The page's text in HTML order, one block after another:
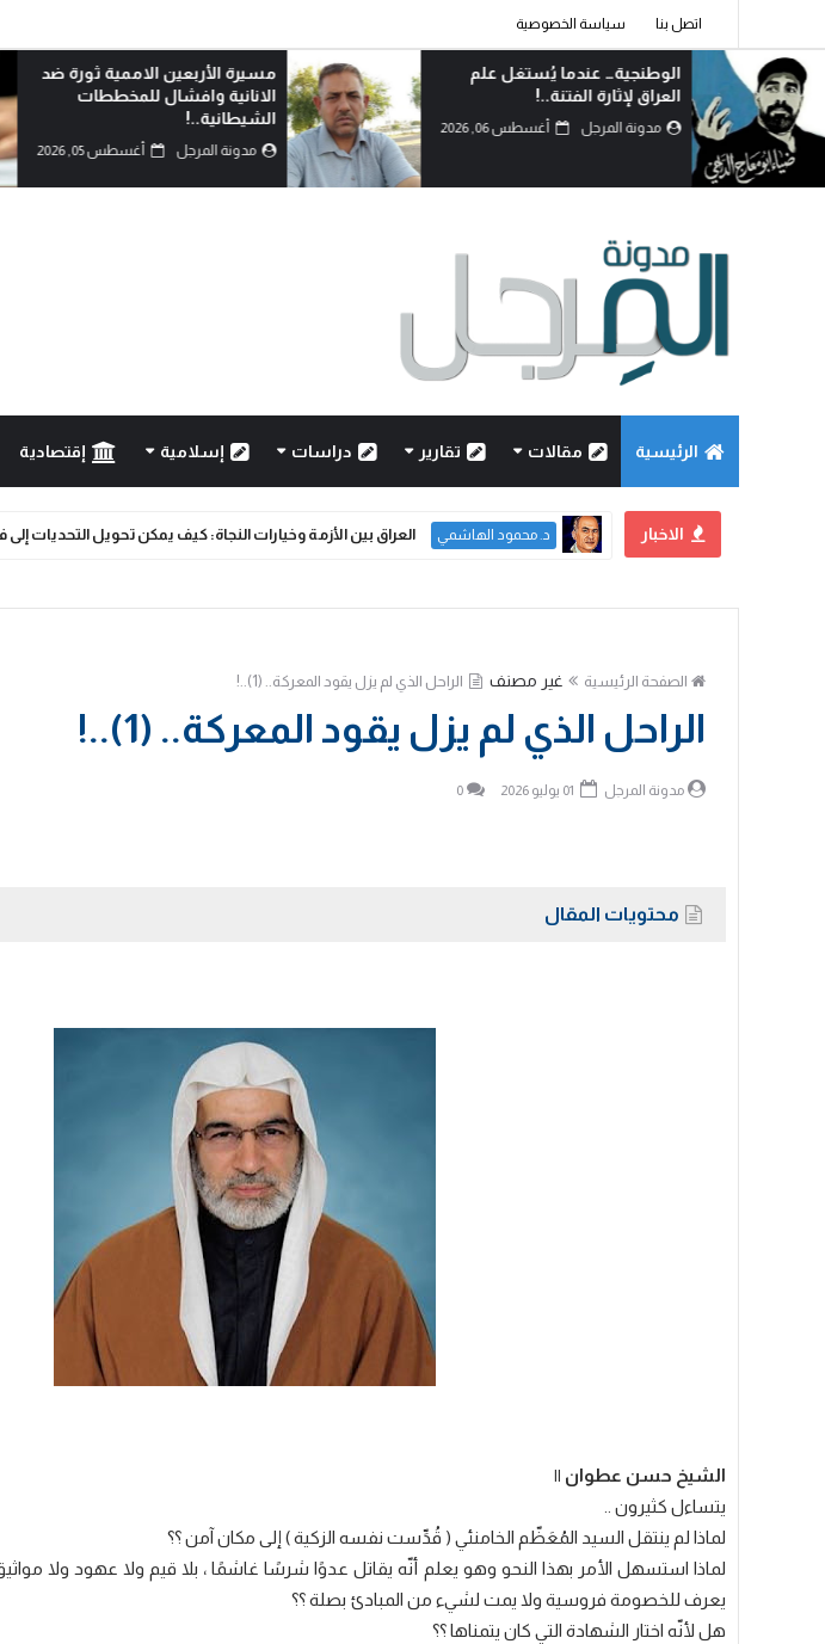
اتصل بنا سياسة الخصوصية
الوطنجية… عندما يُستغل علم
العراق لإثارة الفتنة..!
مدونة المرجل أغسطس 06, 2026
مسيرة الأربعين الاممية ثورة ضد
الانانية وافشال للمخططات
الشيطانية..!
مدونة المرجل أغسطس 05, 2026
الرئيسية مقالات تقارير دراسات إسلامية إقتصادية
الاخبار د. محمود الهاشمي العراق بين الأزمة وخيارات النجاة: كيف يمكن تحويل التحديات
الصفحة الرئيسية غير مصنف الراحل الذي لم يزل يقود المعركة.. (1)..!
الراحل الذي لم يزل يقود المعركة.. (1)..!
مدونة المرجل 0
محتويات المقال
الشيخ حسن عطوان ||
يتساءل كثيرون ..
لماذا لم ينتقل السيد المُعَظّم الخامنئي ( قُدِّست نفسه الزكية ) إلى مكان آمن ؟؟
لماذا استسهل الأمر بهذا النحو وهو يعلم أنّه يقاتل عدوًا شرسًا غاشمًا ، بلا قيم ولا عهود ولا
يعرف للخصومة فروسية ولا يمت لشيء من المبادئ بصلة ؟؟
هل لأنّه اختار الشهادة التي كان يتمناها ؟؟